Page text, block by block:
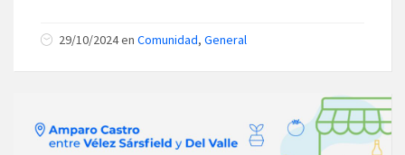
29/10/2024en Comunidad, General